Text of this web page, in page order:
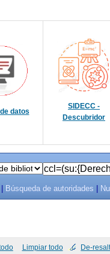
datos
SIDECC -
Descubridor
Búsqueda de autoridades
Limpiar todo De-